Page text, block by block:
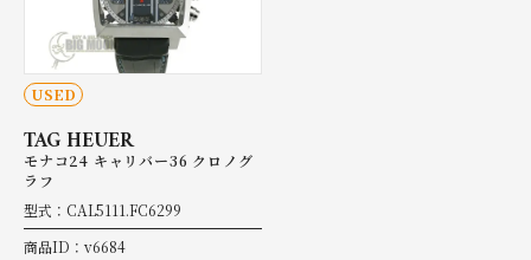
USED
TAG HEUER
モナコ24 キャリバー36 クロノグ
ラフ
型式：CAL5111.FC6299
商品ID：v6684